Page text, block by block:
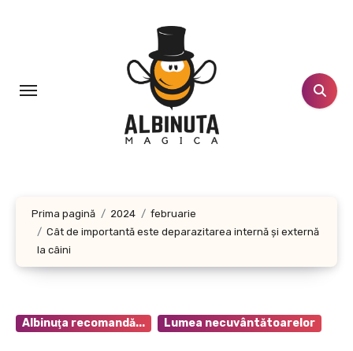
Prima pagină 2024
februarie
Cât de importantă este deparazitarea internă și externă
la câini
Albinuţa recomandă... Lumea necuvântătoarelor